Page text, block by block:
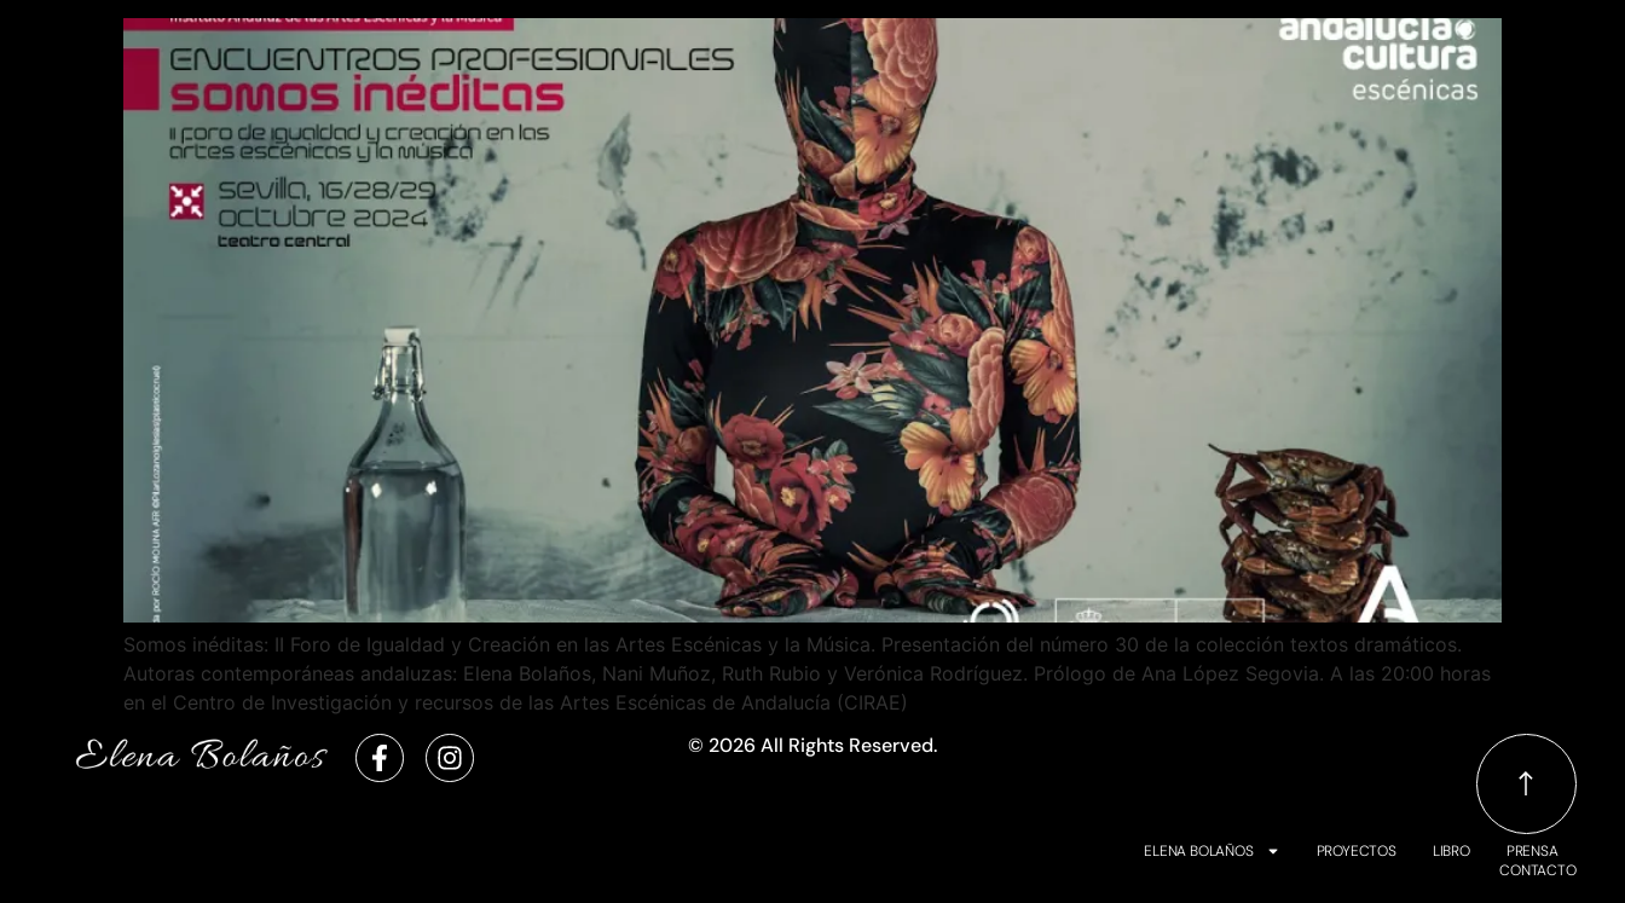
Somos inéditas: II Foro de Igualdad y Creación en las Artes Escénicas y la Música. Presentación del número 30 de la colección textos dramáticos.
Autoras contemporáneas andaluzas: Elena Bolaños, Nani Muñoz, Ruth Rubio y Verónica Rodríguez. Prólogo de Ana López Segovia. A las 20:00 horas
en el Centro de Investigación y recursos de las Artes Escénicas de Andalucía (CIRAE)
© 2026 All Rights Reserved.
ELENA BOLAÑOS PROYECTOS LIBRO
PRENSA
CONTACTO